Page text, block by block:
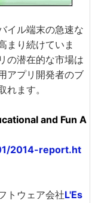
イル端末の急速な
まり続けていま
の潜在的な市場は
アプリ開発者のブ
ます。
and Fun A
2014-report.ht
トウェア会社L'Es